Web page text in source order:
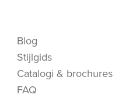
Blog
Stijlgids
Catalogi & brochures
FAQ